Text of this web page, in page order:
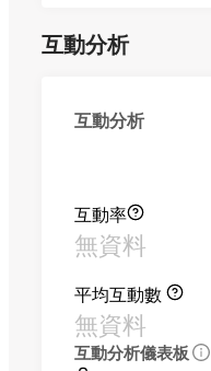
互動分析
互動分析
互動率
無資料
平均互動數
無資料
互動分析儀表板